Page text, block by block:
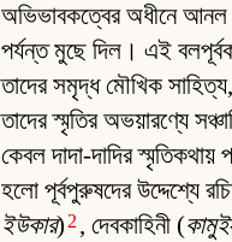
অভিভাবকত্বের অধীনে আনল
পর্যন্ত মুছে দিল। এই
তাদের সমৃদ্ধ মৌখিক
তাদের স্মৃতির অভয়ারণ্যে
কেবল দাদা-দাদির
হলো পূর্বপুরুষদের উদ্দেশ্যে
ইউকার) 2 , দেবকাহিনী (